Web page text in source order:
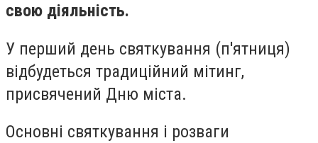
свою діяльність.
У перший день святкування (п'ятниця)
відбудеться традиційний мітинг,
присвячений Дню міста.
Основні святкування і розваги